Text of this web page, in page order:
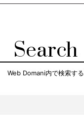
Search
Web Domani内で検索する